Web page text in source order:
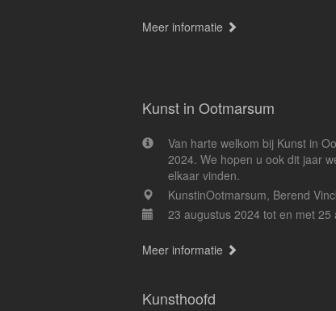
Meer informatie
Kunst in Ootmarsum
Van harte welkom bij Kunst in
2024. We hopen u ook dit jaar
elkaar vinden.
KunstinOotmarsum, Berend
23 augustus 2024 tot en met 25
Meer informatie
Kunsthoofd